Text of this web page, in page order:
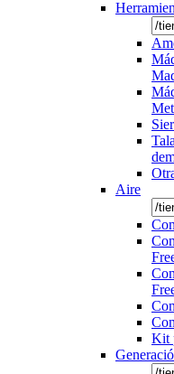
Aire
Kit